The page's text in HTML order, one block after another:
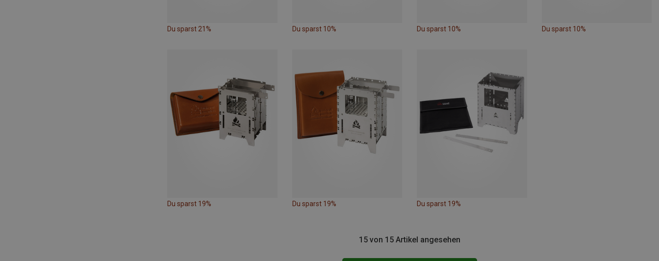
Du sparst 21% Du sparst 10% Du sparst 10% Du sparst 10%
Du sparst 19% Du sparst 19% Du sparst 19%
15 von 15 Artikel angesehen